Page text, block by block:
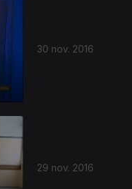
30 nov. 2016
29 nov. 2016